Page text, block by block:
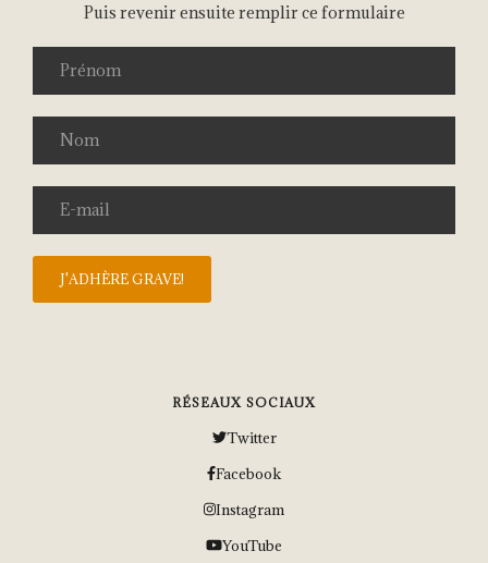
Puis revenir ensuite remplir ce formulaire
RÉSEAUX SOCIAUX
Twitter
Facebook
Instagram
YouTube